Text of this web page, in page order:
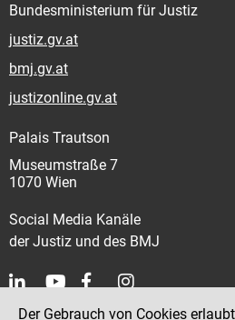
Bundesministerium für Justiz
justiz.gv.at
bmj.gv.at
justizonline.gv.at
Palais Trautson
Museumstraße 7
1070 Wien
Social Media Kanäle
der Justiz und des BMJ
Der Gebrauch von Cookies